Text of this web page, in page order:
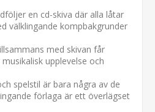
en cd-skiva där alla låtar
välklingande kompbakgrunder
med skivan får
upplevelse och
spelstil är bara några av de
förlaga är ett överlägset